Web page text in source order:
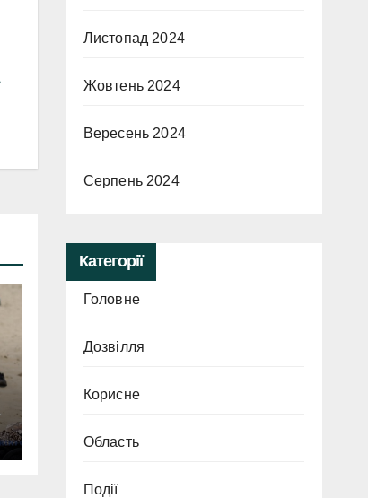
Листопад 2024
Жовтень 2024
Вересень 2024
Серпень 2024
Категорії
Головне
Дозвілля
Корисне
Область
Події